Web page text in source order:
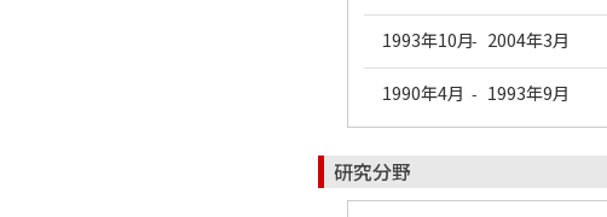
1993年10月- 2004年3月
1990年4月 - 1993年9月
研究分野